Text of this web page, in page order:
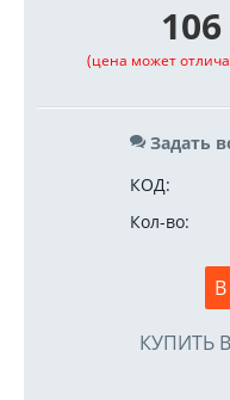
(цена может
Задать
КОД:
Кол-во:
КУПИТЬ